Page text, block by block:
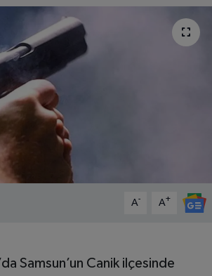
A- A+
Samsun’un Canik ilçesinde